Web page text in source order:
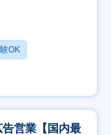
OK
告営業【国内最